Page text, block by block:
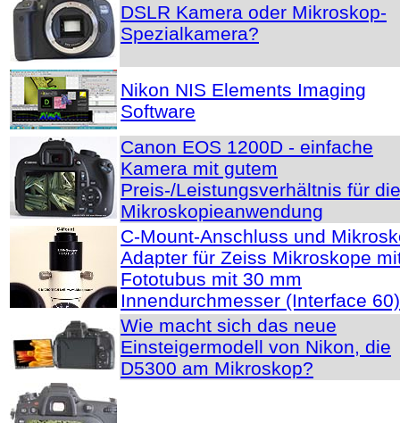
DSLR Kamera oder Mikroskop-
Spezialkamera?
Nikon NIS Elements Imaging
Software
Canon EOS 1200D - einfache
Kamera mit gutem
Preis-/Leistungsverhältnis für die
Mikroskopieanwendung
C-Mount-Anschluss und
Adapter für Zeiss Mikroskope
Fototubus mit 30 mm
Innendurchmesser (Interface 60)
Wie macht sich das neue
Einsteigermodell von Nikon, die
D5300 am Mikroskop?